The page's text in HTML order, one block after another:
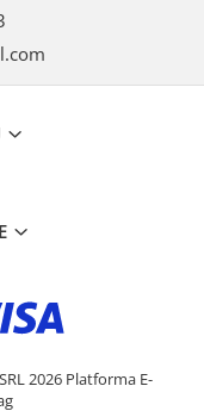
2026 Platforma E-